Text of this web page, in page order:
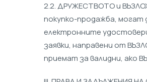
2.2. ДРУЖЕСТВОТО и
покупко-продажба, могат
електронните
заявки, направени от
приемат за валидни, ако